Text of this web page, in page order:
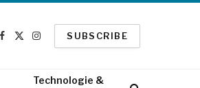
Facebook
X
Instagram
SUBSCRIBE
Technologie &